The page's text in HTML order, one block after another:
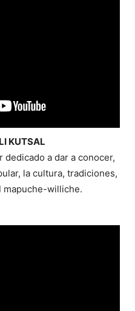
KUTSAL
a dar a conocer,
la cultura, tradiciones,
mapuche-williche.